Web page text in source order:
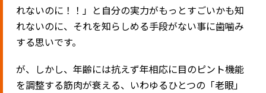
れないのに！！」と自分の実力がもっとすごいかも知
れないのに、それを知らしめる手段がない事に歯噛み
する思いです。
が、しかし、年齢には抗えず年相応に目のピント機能
を調整する筋肉が衰える、いわゆるひとつの「老眼」